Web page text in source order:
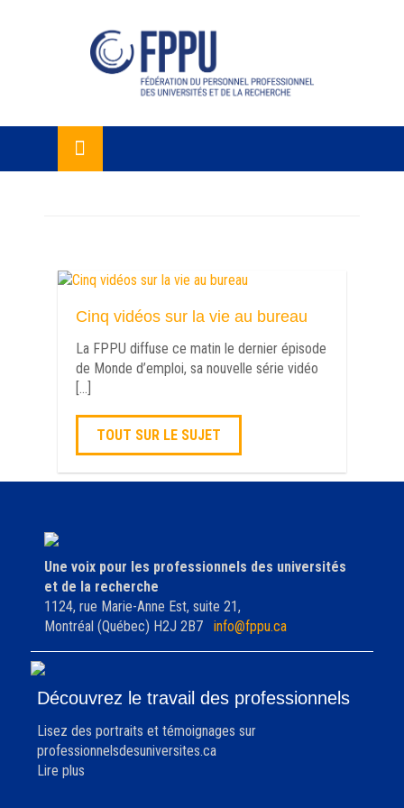
Cinq vidéos sur la vie au bureau
La FPPU diffuse ce matin le dernier épisode
de Monde d’emploi, sa nouvelle série vidéo
[…]
TOUT SUR LE SUJET
Une voix pour les professionnels des universités
et de la recherche
1124, rue Marie-Anne Est, suite 21,
Montréal (Québec) H2J 2B7 info@fppu.ca
Découvrez le travail des professionnels
Lisez des portraits et témoignages sur
professionnelsdesuniversites.ca
Lire plus